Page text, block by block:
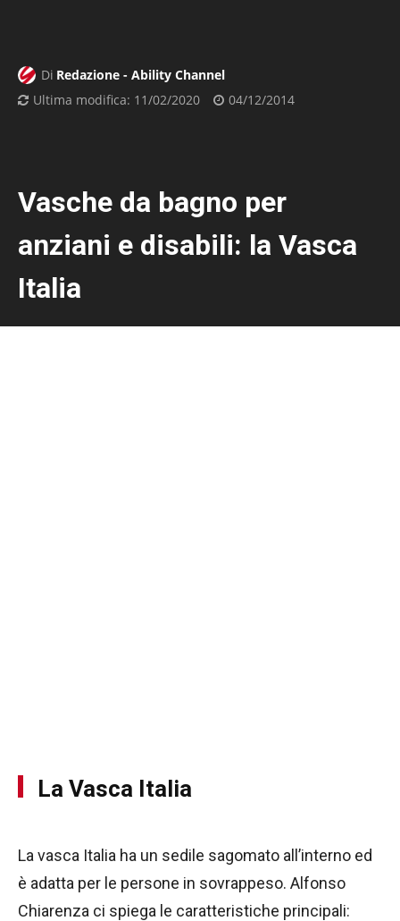
Di Redazione - Ability Channel
Ultima modifica: 11/02/2020 04/12/2014
Vasche da bagno per
anziani e disabili: la Vasca
Italia
La Vasca Italia
La vasca Italia ha un sedile sagomato all’interno ed
è adatta per le persone in sovrappeso. Alfonso
Chiarenza ci spiega le caratteristiche principali: